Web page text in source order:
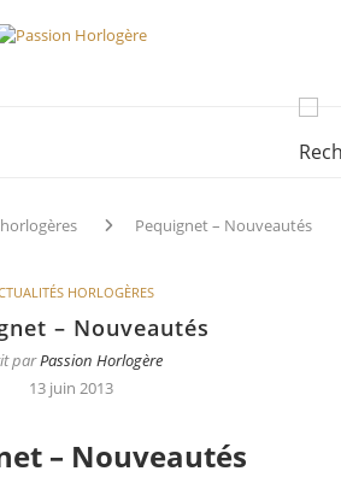
Pequignet – Nouveautés
HORLOGÈRES
– Nouveautés
parPassion Horlogère
13 juin 2013
– Nouveautés